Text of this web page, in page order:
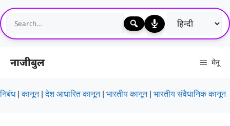
Skip
to
content
नाजीबुल मेनू
निबंध|कानून|देश आधारित कानून| भारतीय कानून| भारतीय संवैधानिक कानून